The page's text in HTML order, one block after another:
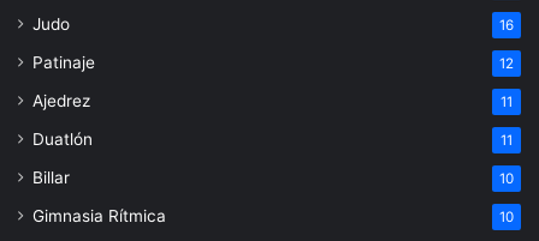
Judo 16
Patinaje 12
Ajedrez 11
Duatlón 11
Billar 10
Gimnasia Rítmica 10